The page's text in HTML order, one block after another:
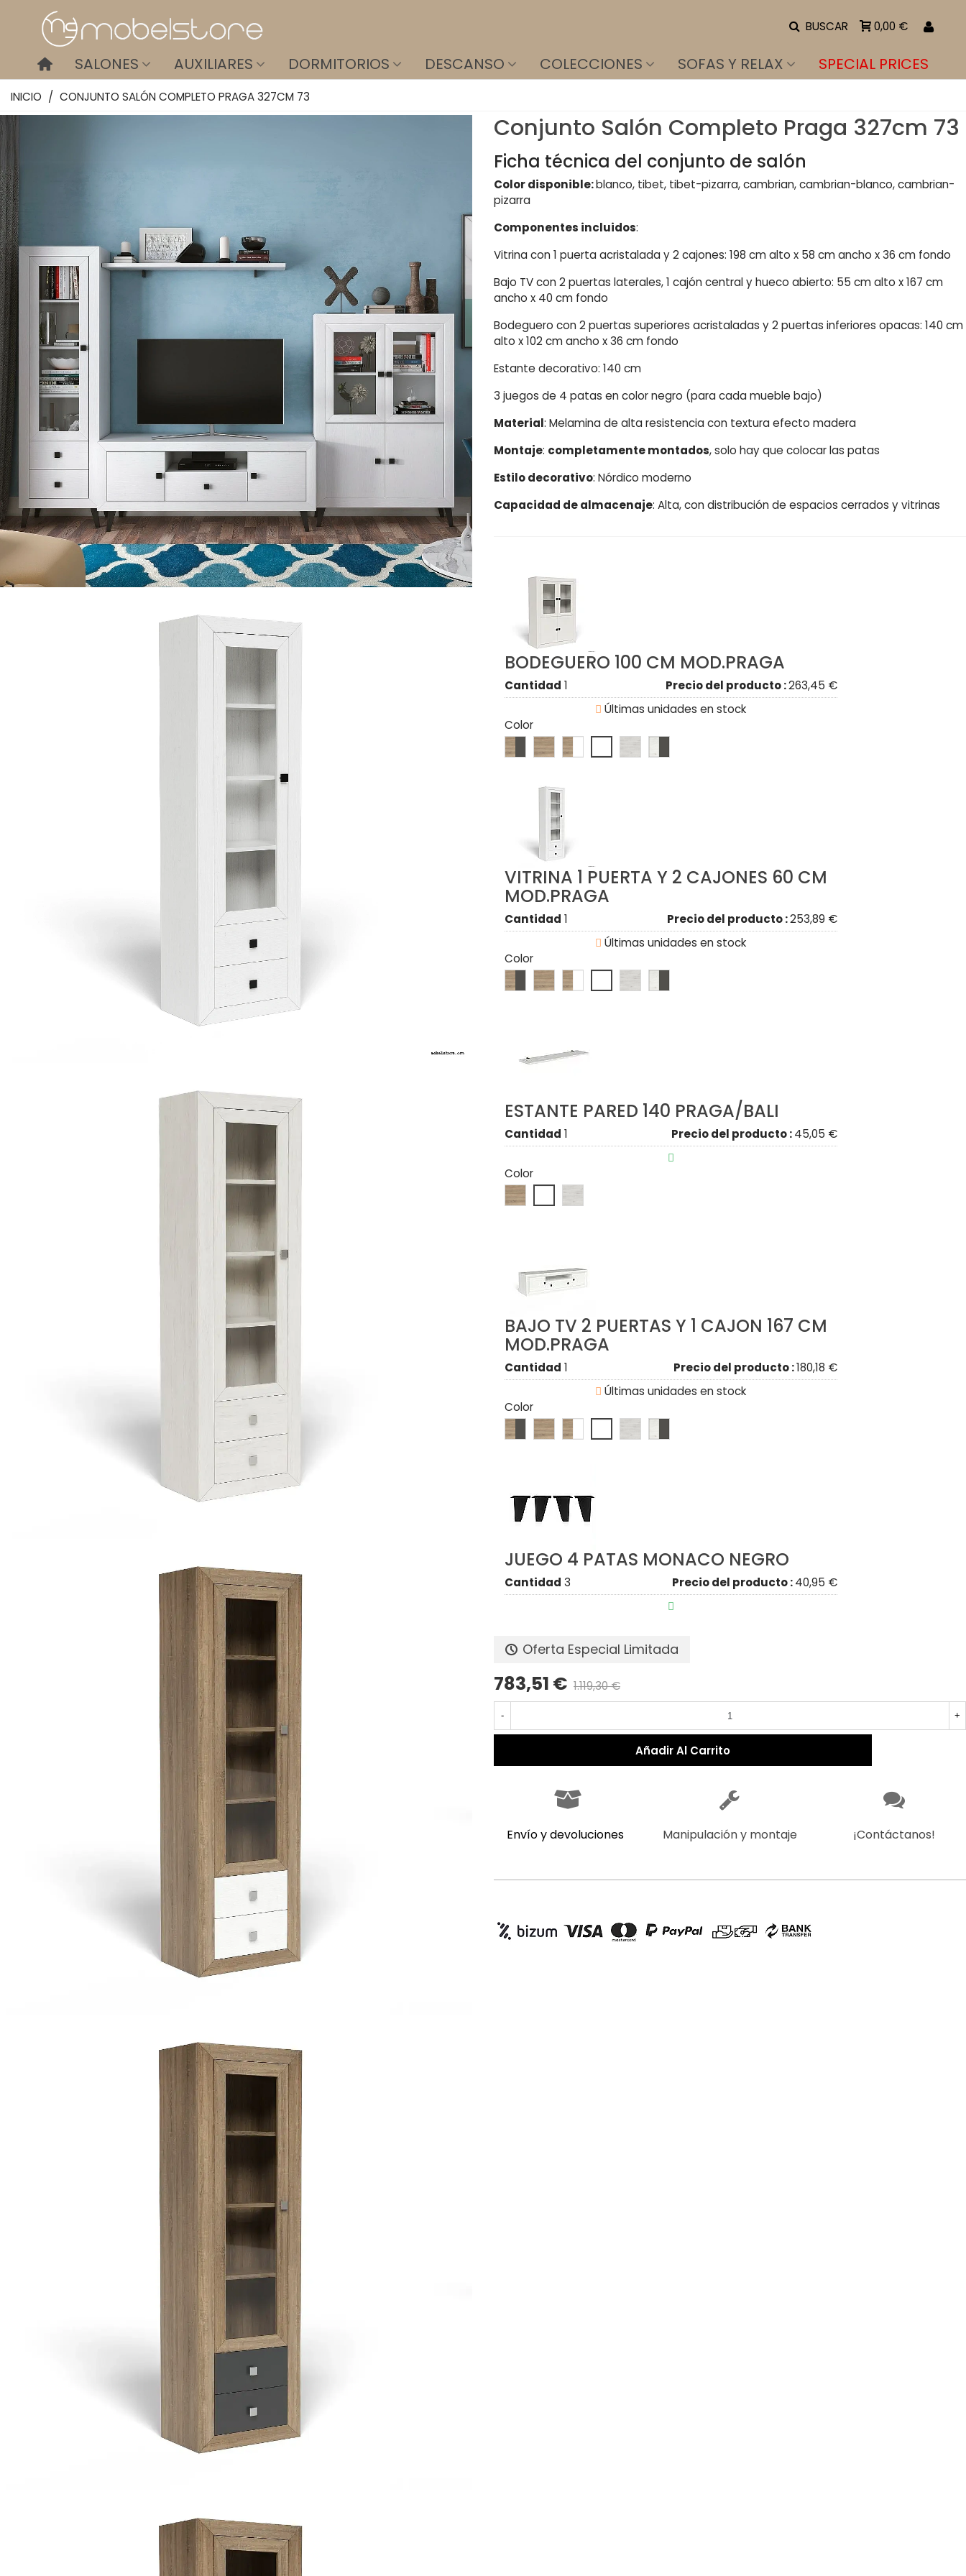
BUSCAR 0,00 €
SALONES AUXILIARES DORMITORIOS DESCANSO COLECCIONES SOFAS Y RELAX SPECIAL PRICES
INICIO / CONJUNTO SALÓN COMPLETO PRAGA 327CM 73
Conjunto Salón Completo Praga 327cm 73
Ficha técnica del conjunto de salón
Color disponible:blanco, tibet, tibet-pizarra, cambrian, cambrian-blanco, cambrian-
pizarra
Componentes incluidos:
Vitrina con 1 puerta acristalada y 2 cajones: 198 cm alto x 58 cm ancho x 36 cm fondo
Bajo TV con 2 puertas laterales, 1 cajón central y hueco abierto: 55 cm alto x 167 cm
ancho x 40 cm fondo
Bodeguero con 2 puertas superiores acristaladas y 2 puertas inferiores opacas: 140 cm
alto x 102 cm ancho x 36 cm fondo
Estante decorativo: 140 cm
3 juegos de 4 patas en color negro (para cada mueble bajo)
Material: Melamina de alta resistencia con textura efecto madera
Montaje: completamente montados, solo hay que colocar las patas
Estilo decorativo: Nórdico moderno
Capacidad de almacenaje: Alta, con distribución de espacios cerrados y vitrinas
BODEGUERO 100 CM MOD.PRAGA
Cantidad 1 Precio del producto :263,45 €
 Últimas unidades en stock
Color
VITRINA 1 PUERTA Y 2 CAJONES 60 CM
MOD.PRAGA
Cantidad 1 Precio del producto :253,89 €
 Últimas unidades en stock
Color
ESTANTE PARED 140 PRAGA/BALI
Cantidad 1 Precio del producto :45,05 €

Color
BAJO TV 2 PUERTAS Y 1 CAJON 167 CM
MOD.PRAGA
Cantidad 1 Precio del producto :180,18 €
 Últimas unidades en stock
Color
JUEGO 4 PATAS MONACO NEGRO
Cantidad 3 Precio del producto :40,95 €

Oferta Especial Limitada
783,51 € 1.119,30 €
- +
Añadir Al Carrito
Envío y devoluciones Manipulación y montaje ¡Contáctanos!